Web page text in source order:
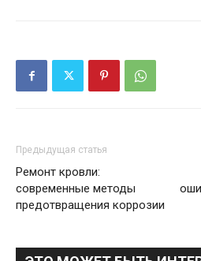
Предыдущая статья
Ремонт кровли:
современные методы
предотвращения коррозии